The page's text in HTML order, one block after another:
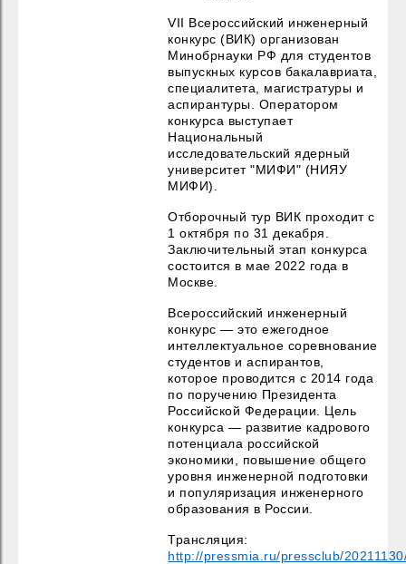
VII Всероссийский инженерный
конкурс (ВИК) организован
Минобрнауки РФ для студентов
выпускных курсов бакалавриата,
специалитета, магистратуры и
аспирантуры. Оператором
конкурса выступает
Национальный
исследовательский ядерный
университет "МИФИ" (НИЯУ
МИФИ).
Отборочный тур ВИК проходит с
1 октября по 31 декабря.
Заключительный этап конкурса
состоится в мае 2022 года в
Москве.
Всероссийский инженерный
конкурс — это ежегодное
интеллектуальное соревнование
студентов и аспирантов,
которое проводится с 2014 года
по поручению Президента
Российской Федерации. Цель
конкурса — развитие кадрового
потенциала российской
экономики, повышение общего
уровня инженерной подготовки
и популяризация инженерного
образования в России.
Трансляция:
http://pressmia.ru/pressclub/